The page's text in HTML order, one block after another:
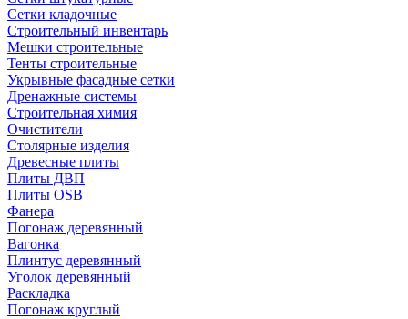
Сетки кладочные
Строительный инвентарь
Мешки строительные
Тенты строительные
Укрывные фасадные сетки
Дренажные системы
Строительная химия
Очистители
Столярные изделия
Древесные плиты
Плиты ДВП
Плиты OSB
Фанера
Погонаж деревянный
Вагонка
Плинтус деревянный
Уголок деревянный
Раскладка
Погонаж круглый